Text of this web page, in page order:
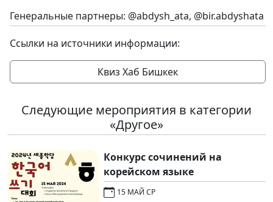
Генеральные партнеры: @abdysh_ata, @bir.abdyshata
Ссылки на источники информации:
Квиз Хаб Бишкек
Следующие мероприятия в категории
«Другое»
Конкурс сочинений на
корейском языке
15 МАЙ СР